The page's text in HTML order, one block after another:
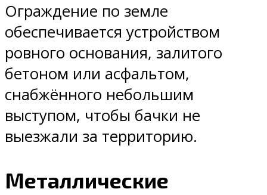
Ограждение по земле
обеспечивается устройством
ровного основания, залитого
бетоном или асфальтом,
снабжённого небольшим
выступом, чтобы бачки не
выезжали за территорию.
Металлические